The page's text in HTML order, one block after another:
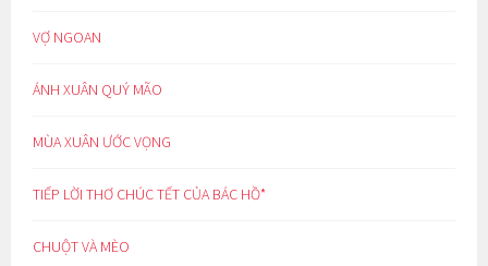
VỢ NGOAN
ÁNH XUÂN QUÝ MÃO
MÙA XUÂN ƯỚC VỌNG
TIẾP LỜI THƠ CHÚC TẾT CỦA BÁC HỒ*
CHUỘT VÀ MÈO